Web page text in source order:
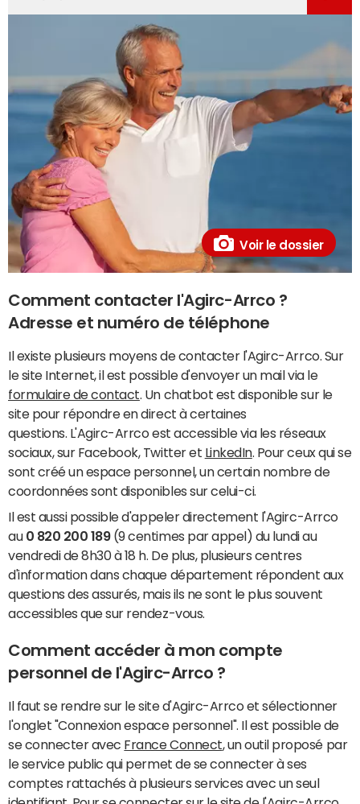
Voir le dossier
Comment contacter l'Agirc-Arrco ?
Adresse et numéro de téléphone
Il existe plusieurs moyens de contacter l'Agirc-Arrco. Sur
le site Internet, il est possible d'envoyer un mail via le
formulaire de contact. Un chatbot est disponible sur le
site pour répondre en direct à certaines
questions. L'Agirc-Arrco est accessible via les réseaux
sociaux, sur Facebook, Twitter et LinkedIn. Pour ceux qui se
sont créé un espace personnel, un certain nombre de
coordonnées sont disponibles sur celui-ci.
Il est aussi possible d'appeler directement l'Agirc-Arrco
au 0 820 200 189(9 centimes par appel) du lundi au
vendredi de 8h30 à 18 h. De plus, plusieurs centres
d'information dans chaque département répondent aux
questions des assurés, mais ils ne sont le plus souvent
accessibles que sur rendez-vous.
Comment accéder à mon compte
personnel de l'Agirc-Arrco ?
Il faut se rendre sur le site d'Agirc-Arrco et sélectionner
l'onglet "Connexion espace personnel". Il est possible de
se connecter avec France Connect, un outil proposé par
le service public qui permet de se connecter à ses
comptes rattachés à plusieurs services avec un seul